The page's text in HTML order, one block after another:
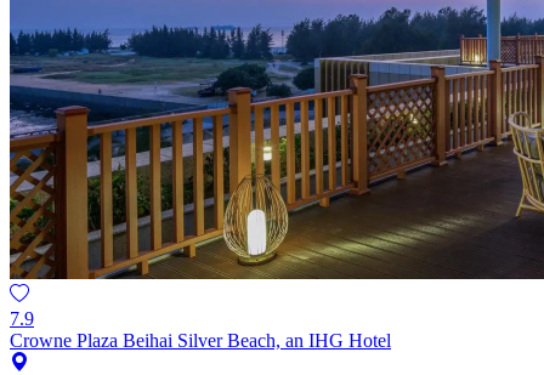
7.9
Crowne Plaza Beihai Silver Beach, an IHG Hotel